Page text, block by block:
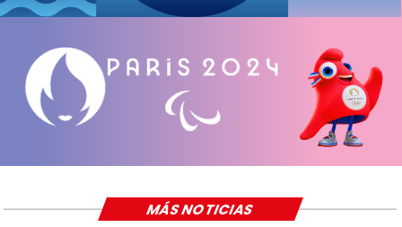
MÁS NOTICIAS